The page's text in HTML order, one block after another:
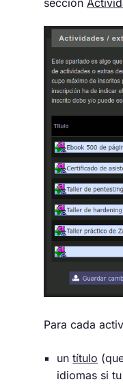
sección
Para cada
untítulo
idiomas si